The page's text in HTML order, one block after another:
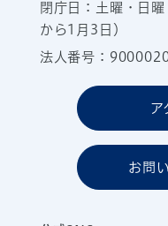
閉庁日：土曜・日
から1月3日）
法人番号：
ア
お問